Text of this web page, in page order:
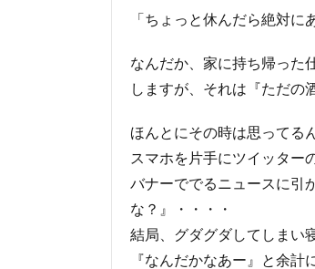
「ちょっと休んだら絶対に
なんだか、家に持ち帰った
しますが、それは『ただの
ほんとにその時は思ってる
スマホを片手にツイッター
バナーででるニュースに引
な？』・・・・
結局、グダグダしてしまい
『なんだかなあー』と余計